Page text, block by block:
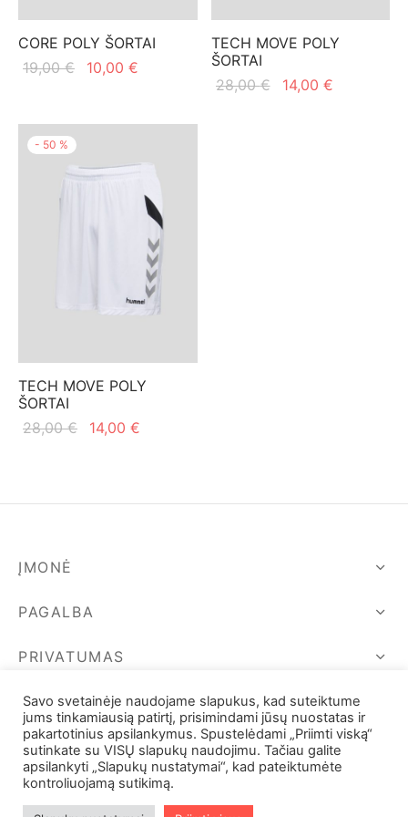
CORE POLY ŠORTAI
19,00€
Original
10,00 €
TECH MOVE POLY
ŠORTAI
28,00€
Original
14,00 €
- 50 %
TECH MOVE POLY
ŠORTAI
28,00€
Original
14,00 €
ĮMONĖ
PAGALBA
PRIVATUMAS
SEKIME MUS
Savo svetainėje naudojame slapukus, kad suteiktume
jums tinkamiausią patirtį, prisimindami jūsų nuostatas ir
pakartotinius apsilankymus. Spustelėdami „Priimti viską“
sutinkate su VISŲ slapukų naudojimu. Tačiau galite
apsilankyti „Slapukų nustatymai“, kad pateiktumėte
kontroliuojamą sutikimą.